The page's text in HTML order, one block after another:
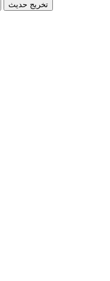
تخريج حديث